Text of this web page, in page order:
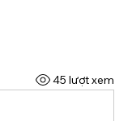
45 lượt xem